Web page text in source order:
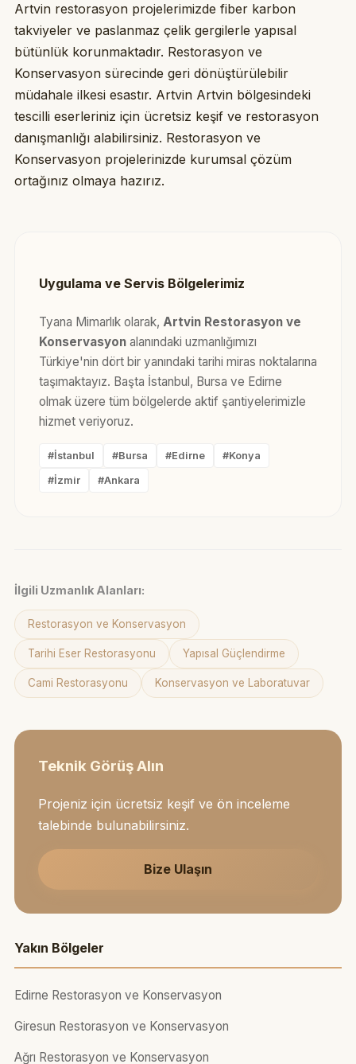
Artvin restorasyon projelerimizde fiber karbon
takviyeler ve paslanmaz çelik gergilerle yapısal
bütünlük korunmaktadır. Restorasyon ve
Konservasyon sürecinde geri dönüştürülebilir
müdahale ilkesi esastır. Artvin Artvin bölgesindeki
tescilli eserleriniz için ücretsiz keşif ve restorasyon
danışmanlığı alabilirsiniz. Restorasyon ve
Konservasyon projelerinizde kurumsal çözüm
ortağınız olmaya hazırız.
Uygulama ve Servis Bölgelerimiz
Tyana Mimarlık olarak, Artvin Restorasyon ve
Konservasyonalanındaki uzmanlığımızı
Türkiye'nin dört bir yanındaki tarihi miras noktalarına
taşımaktayız. Başta İstanbul, Bursa ve Edirne
olmak üzere tüm bölgelerde aktif şantiyelerimizle
hizmet veriyoruz.
#İstanbul #Bursa #Edirne #Konya
#İzmir #Ankara
İlgili Uzmanlık Alanları:
Restorasyon ve Konservasyon
Tarihi Eser Restorasyonu Yapısal Güçlendirme
Cami Restorasyonu Konservasyon ve Laboratuvar
Teknik Görüş Alın
Projeniz için ücretsiz keşif ve ön inceleme
talebinde bulunabilirsiniz.
Bize Ulaşın
Yakın Bölgeler
Edirne Restorasyon ve Konservasyon
Giresun Restorasyon ve Konservasyon
Ağrı Restorasyon ve Konservasyon